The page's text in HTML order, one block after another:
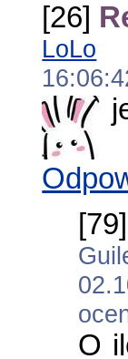
[26]
LoLo
[79]
O